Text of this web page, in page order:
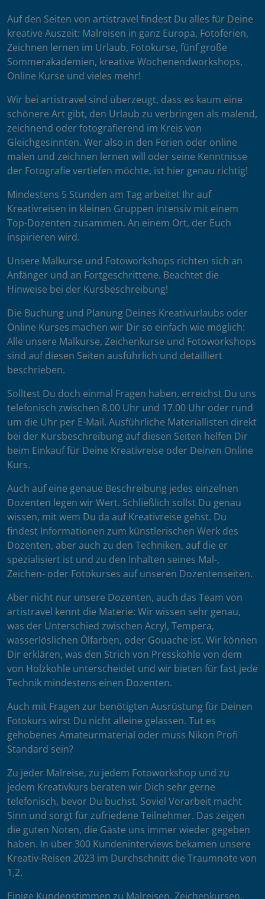
Auf den Seiten von artistravel findest Du alles für Deine
kreative Auszeit: Malreisen in ganz Europa, Fotoferien,
Zeichnen lernen im Urlaub, Fotokurse, fünf große
Sommerakademien, kreative Wochenendworkshops,
Online Kurse und vieles mehr!
Wir bei artistravel sind überzeugt, dass es kaum eine
schönere Art gibt, den Urlaub zu verbringen als malend,
zeichnend oder fotografierend im Kreis von
Gleichgesinnten. Wer also in den Ferien oder online
malen und zeichnen lernen will oder seine Kenntnisse
der Fotografie vertiefen möchte, ist hier genau richtig!
Mindestens 5 Stunden am Tag arbeitet Ihr auf
Kreativreisen in kleinen Gruppen intensiv mit einem
Top-Dozenten zusammen. An einem Ort, der Euch
inspirieren wird.
Unsere Malkurse und Fotoworkshops richten sich an
Anfänger und an Fortgeschrittene. Beachtet die
Hinweise bei der Kursbeschreibung!
Die Buchung und Planung Deines Kreativurlaubs oder
Online Kurses machen wir Dir so einfach wie möglich:
Alle unsere Malkurse, Zeichenkurse und Fotoworkshops
sind auf diesen Seiten ausführlich und detailliert
beschrieben.
Solltest Du doch einmal Fragen haben, erreichst Du uns
telefonisch zwischen 8.00 Uhr und 17.00 Uhr oder rund
um die Uhr per E-Mail. Ausführliche Materiallisten direkt
bei der Kursbeschreibung auf diesen Seiten helfen Dir
beim Einkauf für Deine Kreativreise oder Deinen Online
Kurs.
Auch auf eine genaue Beschreibung jedes einzelnen
Dozenten legen wir Wert. Schließlich sollst Du genau
wissen, mit wem Du da auf Kreativreise gehst. Du
findest Informationen zum künstlerischen Werk des
Dozenten, aber auch zu den Techniken, auf die er
spezialisiert ist und zu den Inhalten seines Mal-,
Zeichen- oder Fotokurses auf unseren Dozentenseiten.
Aber nicht nur unsere Dozenten, auch das Team von
artistravel kennt die Materie: Wir wissen sehr genau,
was der Unterschied zwischen Acryl, Tempera,
wasserlöslichen Ölfarben, oder Gouache ist. Wir können
Dir erklären, was den Strich von Presskohle von dem
von Holzkohle unterscheidet und wir bieten für fast jede
Technik mindestens einen Dozenten.
Auch mit Fragen zur benötigten Ausrüstung für Deinen
Fotokurs wirst Du nicht alleine gelassen. Tut es
gehobenes Amateurmaterial oder muss Nikon Profi
Standard sein?
Zu jeder Malreise, zu jedem Fotoworkshop und zu
jedem Kreativkurs beraten wir Dich sehr gerne
telefonisch, bevor Du buchst. Soviel Vorarbeit macht
Sinn und sorgt für zufriedene Teilnehmer. Das zeigen
die guten Noten, die Gäste uns immer wieder gegeben
haben. In über 300 Kundeninterviews bekamen unsere
Kreativ-Reisen 2023 im Durchschnitt die Traumnote von
1,2.
Einige Kundenstimmen zu Malreisen, Zeichenkursen,